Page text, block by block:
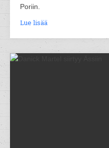
Poriin.
Lue lisää